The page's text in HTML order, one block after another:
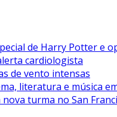
de Harry Potter
cardiologista
de vento intensas
literatura e música
turma no San